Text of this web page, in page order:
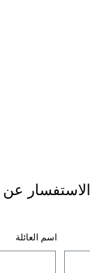
الاستفسار عن
اسم العائلة